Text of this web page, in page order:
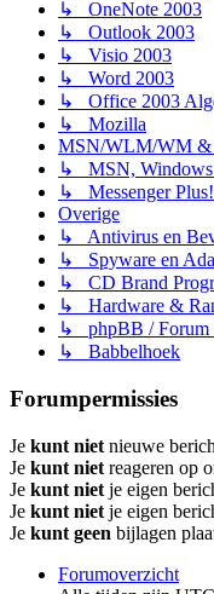
↳ OneNote 2003
↳ Outlook 2003
↳ Visio 2003
↳ Word 2003
↳ Office 2003
↳ Mozilla
MSN/WLM/WM &
↳ MSN, Windows
↳ Messenger
Overige
↳ Antivirus en
↳ Spyware en
↳ CD Brand
↳ Hardware &
↳ phpBB / Forum
↳ Babbelhoek
Forumpermissies
Je kunt niet nieuwe
Je kunt niet reageren op
Je kunt niet je eigen
Je kunt niet je eigen
Je kunt geen bijlagen
Forumoverzicht